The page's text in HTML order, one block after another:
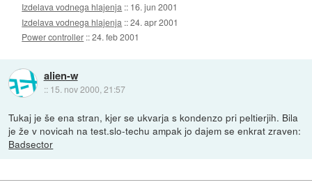
Izdelava vodnega hlajenja :: 16. jun 2001
Izdelava vodnega hlajenja ::24. apr 2001
Power controller ::24. feb 2001
alien-w
:: 15. nov 2000, 21:57
Tukaj je še ena stran, kjer se ukvarja s kondenzo pri peltierjih. Bila
je že v novicah na test.slo-techu ampak jo dajem se enkrat zraven:
Badsector